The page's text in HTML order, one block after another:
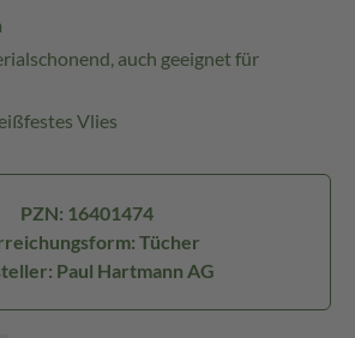
auch geeignet für
Vlies
PZN: 16401474
Tücher
Paul Hartmann AG